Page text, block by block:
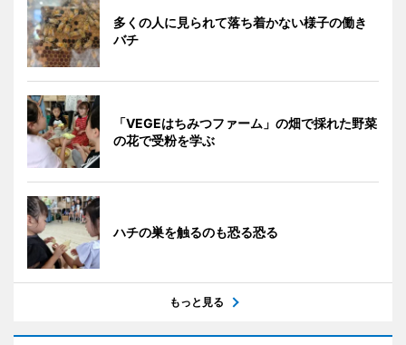
多くの人に見られて落ち着かない様子の働き
バチ
「VEGEはちみつファーム」の畑で採れた野菜
の花で受粉を学ぶ
ハチの巣を触るのも恐る恐る
もっと見る